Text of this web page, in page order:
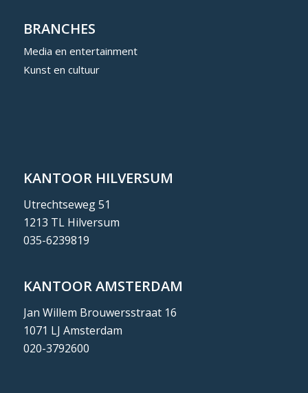
BRANCHES
Media en entertainment
Kunst en cultuur
KANTOOR HILVERSUM
Utrechtseweg 51
1213 TL Hilversum
035-6239819
KANTOOR AMSTERDAM
Jan Willem Brouwersstraat 16
1071 LJ Amsterdam
020-3792600